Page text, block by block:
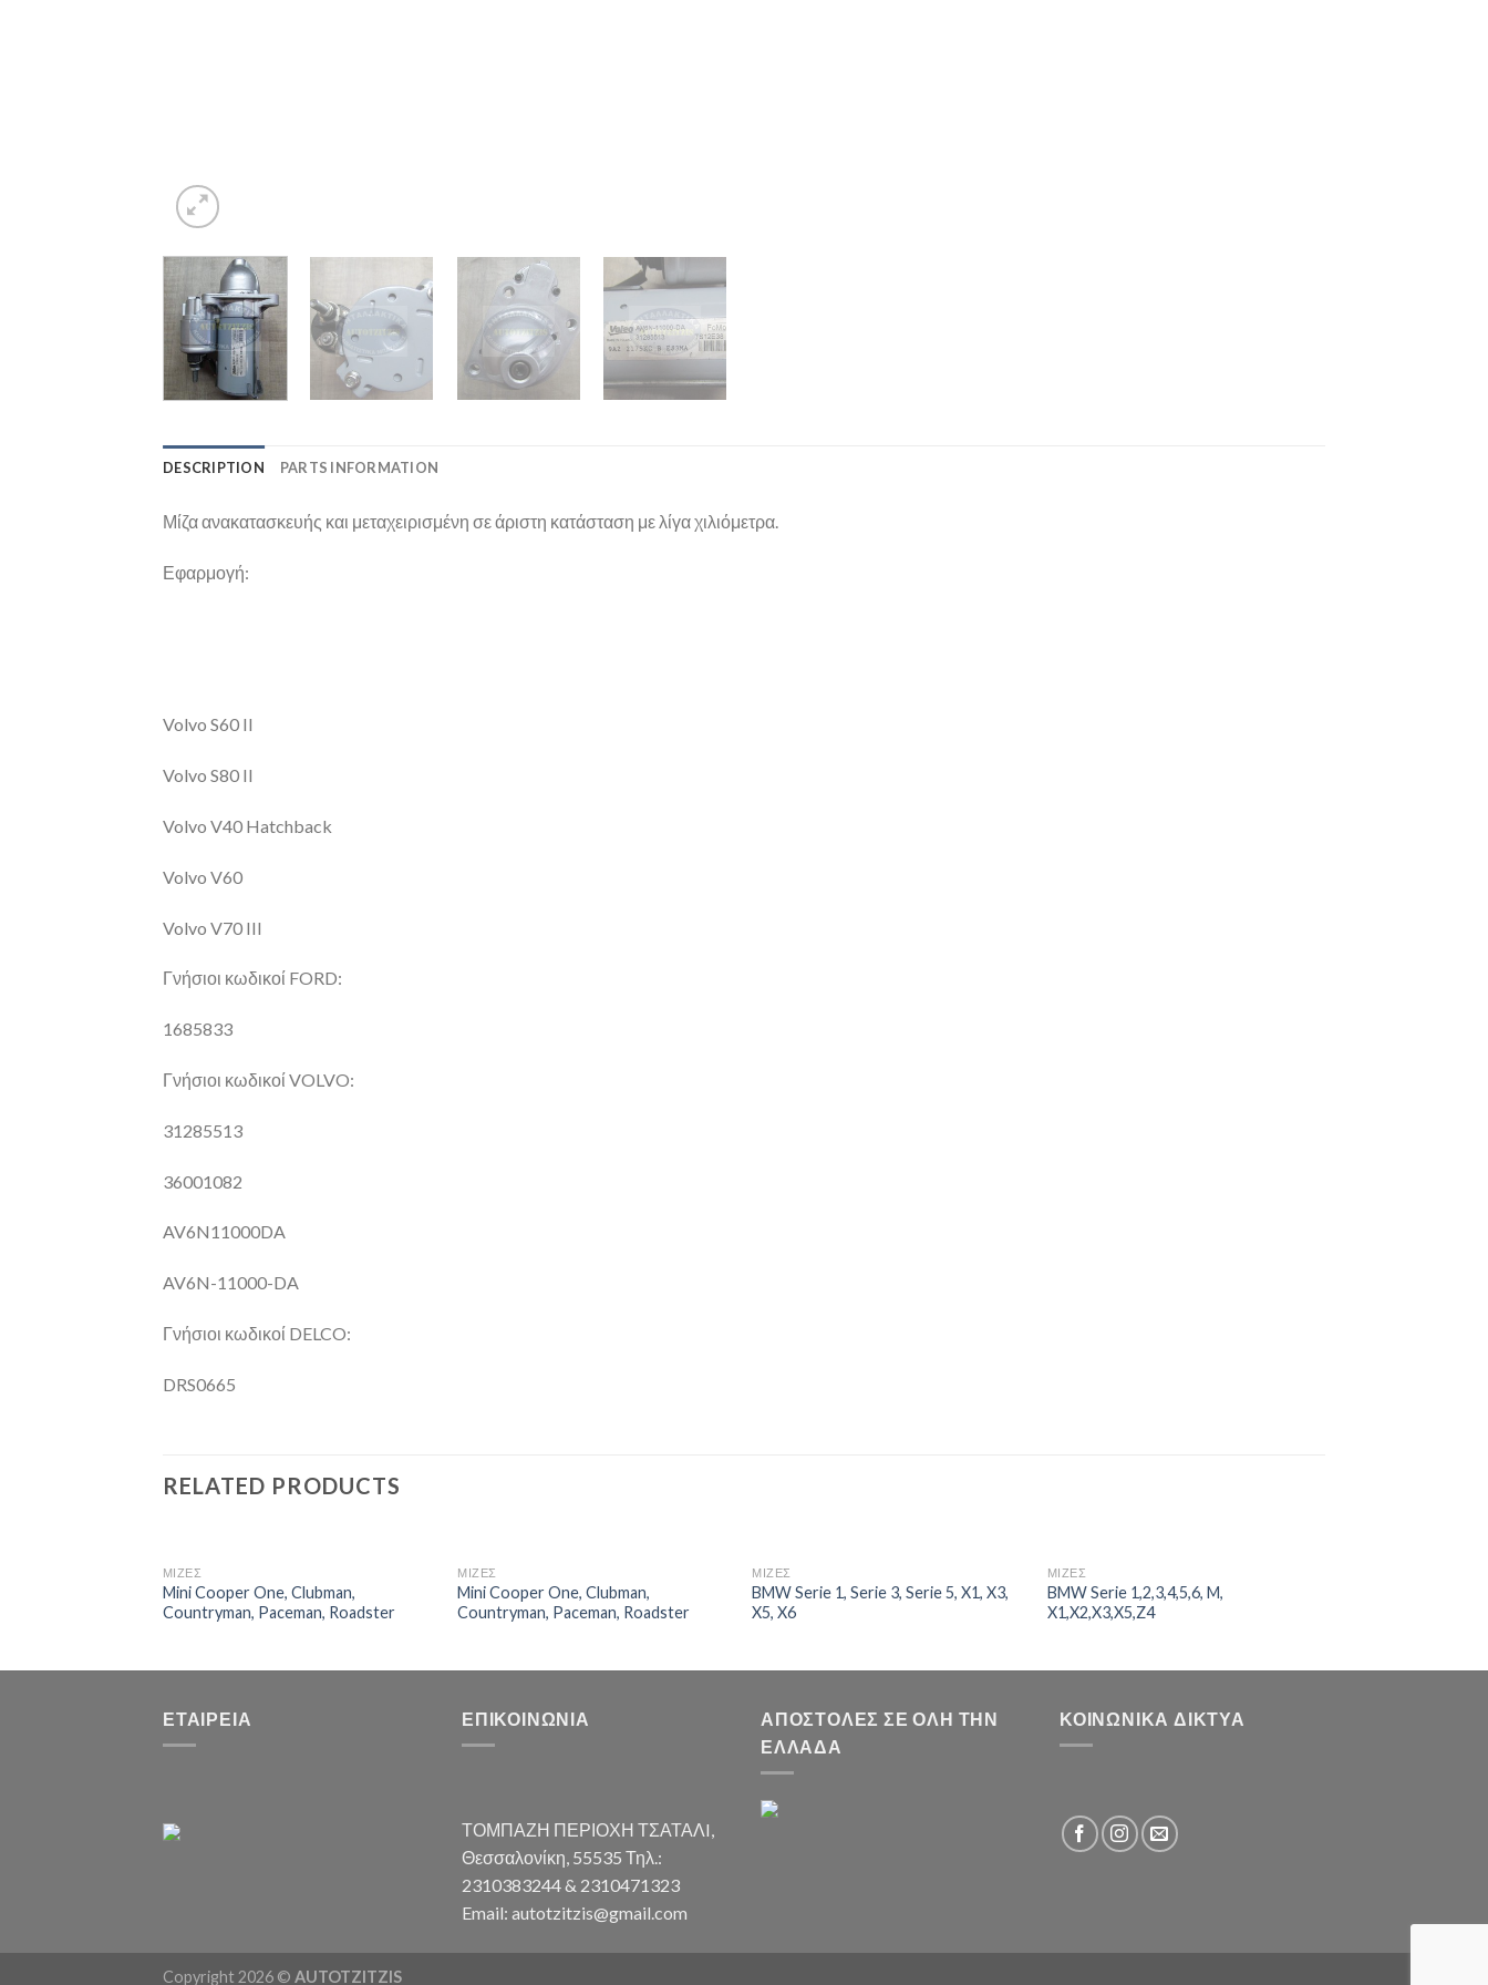
DESCRIPTION PARTS INFORMATION
Μίζα ανακατασκευής και μεταχειρισμένη σε άριστη κατάσταση με λίγα χιλιόμετρα.
Εφαρμογή:
Volvo S60 II
Volvo S80 II
Volvo V40 Hatchback
Volvo V60
Volvo V70 III
Γνήσιοι κωδικοί FORD:
1685833
Γνήσιοι κωδικοί VOLVO:
31285513
36001082
AV6N11000DA
AV6N-11000-DA
Γνήσιοι κωδικοί DELCO:
DRS0665
RELATED PRODUCTS
ΜΙΖΕΣ
Mini Cooper One, Clubman,
Countryman, Paceman, Roadster
ΜΙΖΕΣ
Mini Cooper One, Clubman,
Countryman, Paceman, Roadster
ΜΙΖΕΣ
BMW Serie 1, Serie 3, Serie 5, X1, X3,
X5, X6
ΜΙΖΕΣ
BMW Serie 1,2,3,4,5,6, M,
X1,X2,X3,X5,Z4
ΕΤΑΙΡΕΊΑ ΕΠΙΚΟΙΝΩΝΊΑ
ΤΟΜΠΑΖΗ ΠΕΡΙΟΧΗ ΤΣΑΤΑΛI,
Θεσσαλονίκη, 55535 Τηλ.:
2310383244 & 2310471323
Email: autotzitzis@gmail.com
ΑΠΟΣΤΟΛΈΣ ΣΕ ΌΛΗ ΤΗΝ
ΕΛΛΆΔΑ
ΚΟΙΝΩΝΙΚΆ ΔΊΚΤΥΑ
Copyright 2026 © AUTOTZITZIS